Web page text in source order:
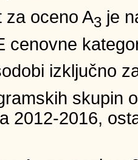
za oceno A3 je
cenovne
izključno
skupin
2012-2016,